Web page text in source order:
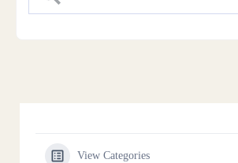
View Categories